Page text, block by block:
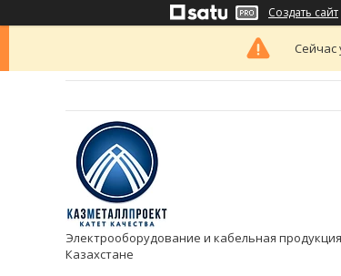
Создать сайт
Сейчас
Электрооборудование и кабельная
Казахстане